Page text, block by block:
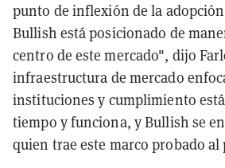
punto de inflexión de la
Bullish está posicionado de
centro de este mercado", dijo
infraestructura de mercado
instituciones y cumplimiento
tiempo y funciona, y Bullish se
quien trae este marco probado